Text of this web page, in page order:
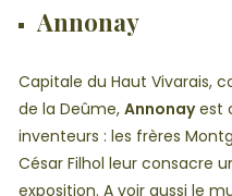
Annonay
Capitale du Haut Vivarais,
de la Deûme, Annonayest
inventeurs : les frères
César Filhol leur consacre
exposition. A voir aussi le